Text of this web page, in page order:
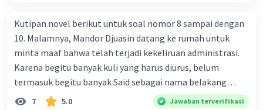
listrik. d. Pengaturan waktu kerja fleksibel menambah jam
kerja. e. Pengaturan waktu kerja fleksibel dapat
mengurangi efisiensi energi.
Kutipan novel berikut untuk soal nomor 8 sampai dengan
10. Malamnya, Mandor Djuasin datang ke rumah untuk
minta maaf bahwa telah terjadi kekeliruan administrasi.
Karena begitu banyak kuli yang harus diurus, belum
termasuk begitu banyak Said sebagai nama belakang
orang Melayu. Sekaligus Mandor mengabarkan peraturan
7 5.0 Jawaban terverifikasi